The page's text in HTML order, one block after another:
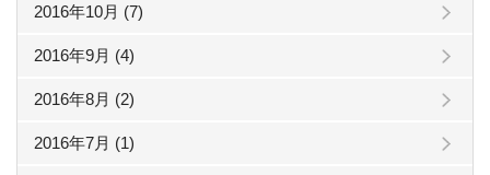
2016年10月 (7)
2016年9月 (4)
2016年8月 (2)
2016年7月 (1)